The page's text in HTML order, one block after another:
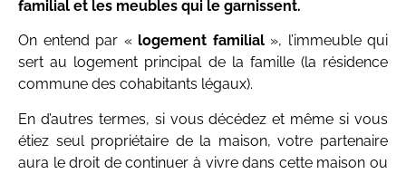
familial et les meubles qui le garnissent.
On entend par « logement familial», l’immeuble qui
sert au logement principal de la famille (la résidence
commune des cohabitants légaux).
En d’autres termes, si vous décédez et même si vous
étiez seul propriétaire de la maison, votre partenaire
aura le droit de continuer à vivre dans cette maison ou